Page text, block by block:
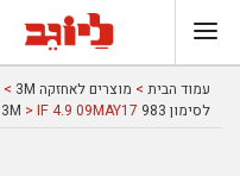
עמוד הבית > מוצרים לאחזקה 3M >
לסימון 983 3M
> IF 4.9 09MAY17